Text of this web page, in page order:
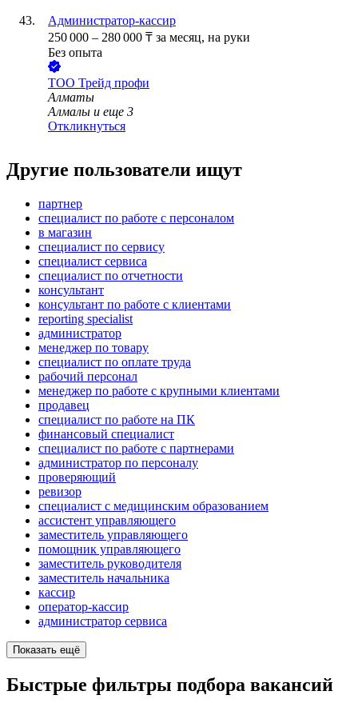
Администратор-кассир
250 000 – 280 000 ₸ за месяц, на руки
Без опыта
ТОО Трейд профи
Алматы
Алмалы и еще 3
Откликнуться
Другие пользователи ищут
партнер
специалист по работе с персоналом
в магазин
специалист по сервису
специалист сервиса
специалист по отчетности
консультант
консультант по работе с клиентами
reporting specialist
администратор
менеджер по товару
специалист по оплате труда
рабочий персонал
менеджер по работе с крупными клиентами
продавец
специалист по работе на ПК
финансовый специалист
специалист по работе с партнерами
администратор по персоналу
проверяющий
ревизор
специалист с медицинским образованием
ассистент управляющего
заместитель управляющего
помощник управляющего
заместитель руководителя
заместитель начальника
кассир
оператор-кассир
администратор сервиса
Показать ещё
Быстрые фильтры подбора вакансий